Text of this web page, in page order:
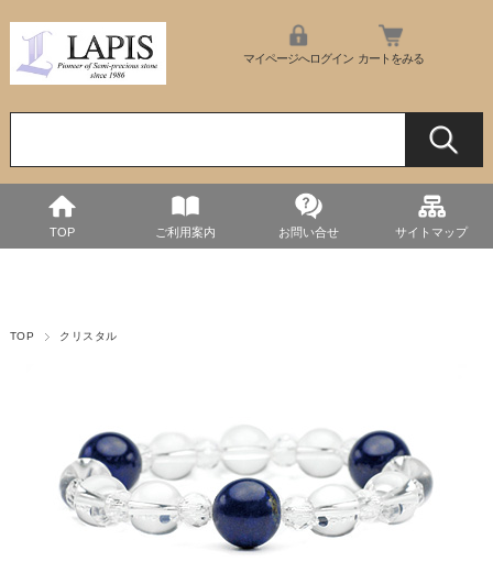
マイページへログイン カートをみる
TOP ご利用案内 お問い合せ サイトマップ
TOP クリスタル